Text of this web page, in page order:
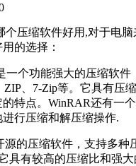
个压缩软件好用,对于电
的选择：
一个功能强大的压缩软件
、7-Zip等。它具有压
特点。WinRAR还有一
行压缩和解压缩操作.
源的压缩软件，支持多种
具有较高的压缩比和强